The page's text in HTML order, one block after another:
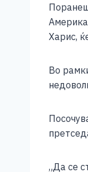
c
e
o
o
k
Харис,
Во
„Да се